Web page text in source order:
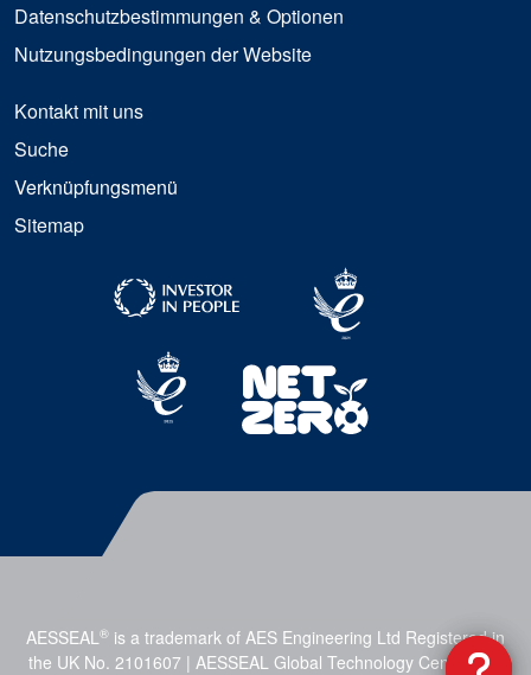
Datenschutzbestimmungen & Optionen
Nutzungsbedingungen der Website
Kontakt mit uns
Suche
Verknüpfungsmenü
Sitemap
AESSEAL ® is a trademark of AES Engineering Ltd Registered in
the UK No. 2101607 | AESSEAL Global Technology Centre, Mill